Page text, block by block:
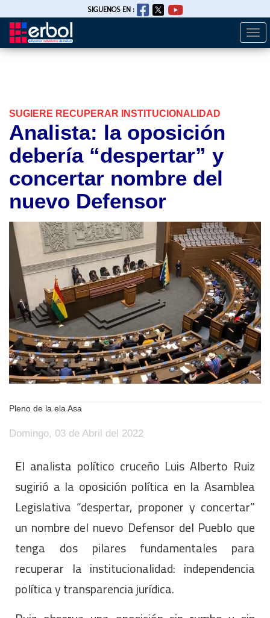
Pasar
SIGUENOS EN :
SUGIERE RECUPERAR INSTITUCIONALIDAD
Analista: la oposición
debería “despertar” y
concertar nombre del
nuevo Defensor
Pleno de la ela Asa
Domingo, 03 de Abril del 2022
El analista político cruceño Luis Alberto Ruiz
sugirió a la oposición política en la Asamblea
Legislativa “despertar, proponer y concertar”
un nombre del nuevo Defensor del Pueblo que
tenga dos pilares fundamentales para
recuperar la institucionalidad: independencia
política y transparencia jurídica.